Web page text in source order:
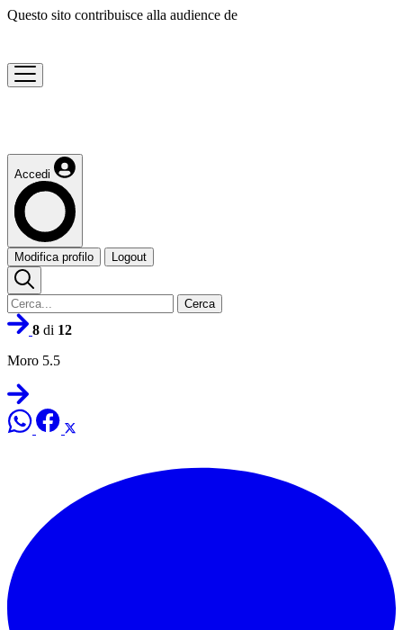
Questo sito contribuisce alla audience de
Accedi
Modifica profilo Logout
Cerca
8 di 12
Moro 5.5